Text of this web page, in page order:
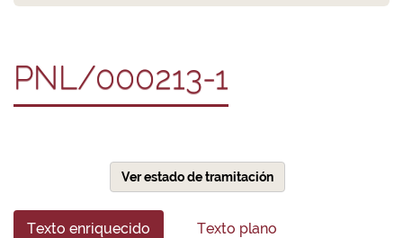
PNL/000213-1
Ver estado de tramitación
Texto enriquecido Texto plano